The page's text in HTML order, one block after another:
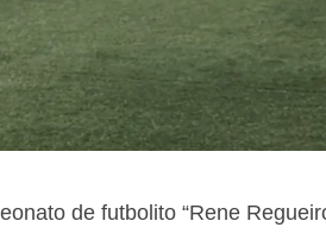
de futbolito “Rene